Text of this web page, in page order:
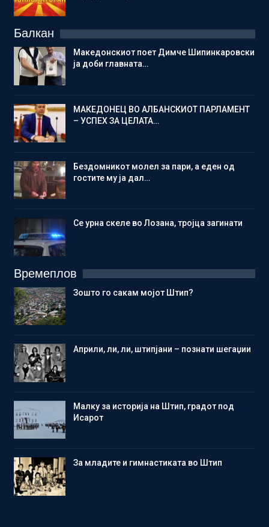
Балкан
Македонскиот поет Димче Шипинкаровски
ја доби главната…
МАКЕДОНЕЦ ВО АЛБАНСКИОТ ПАРЛАМЕНТ
– УСПЕХ ЗА ЦЕЛАТА…
Бездомникот молел за пари, а еден од
гостите му ја дал…
Се урна скеле во Лозана, тројца загинати
Времеплов
Зошто го сакам мојот Штип?
Aприли, ли, ли, штипјани – познати шегаџии
Малку за историја на Штип, градот под
Исарот
Зa младите и гимнастиката во Штип